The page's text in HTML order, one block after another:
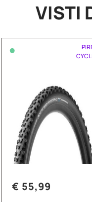
VISTI
•
€ 55,99